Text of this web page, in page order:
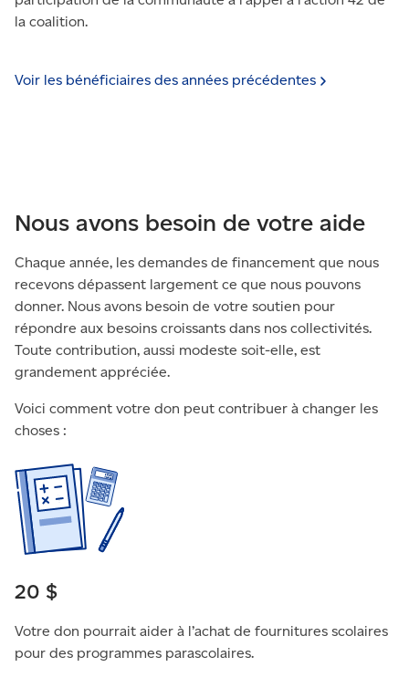
la coalition.
Voir les bénéficiaires des années précédentes
Nous avons besoin de votre aide
Chaque année, les demandes de financement que nous
recevons dépassent largement ce que nous pouvons
donner. Nous avons besoin de votre soutien pour
répondre aux besoins croissants dans nos collectivités.
Toute contribution, aussi modeste soit-elle, est
grandement appréciée.
Voici comment votre don peut contribuer à changer les
choses :
20 $
Votre don pourrait aider à l’achat de fournitures scolaires
pour des programmes parascolaires.